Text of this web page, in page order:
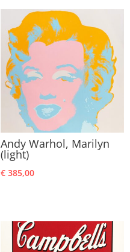
Andy Warhol, Marilyn
(light)
€385,00